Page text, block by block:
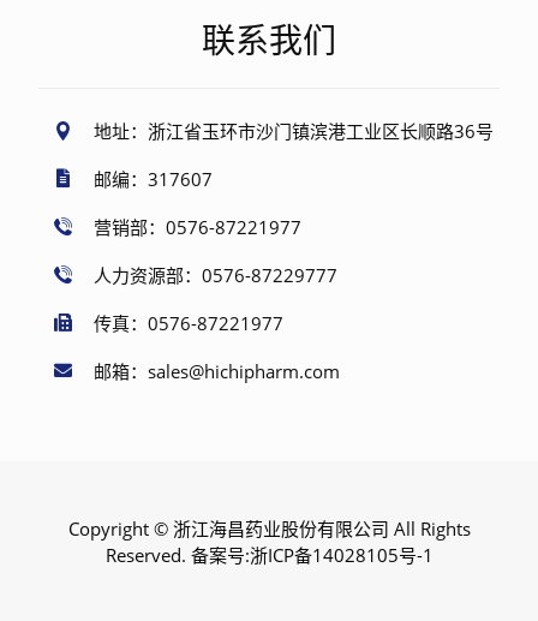
联系我们
地址：浙江省玉环市沙门镇滨港工业区长顺路36号
邮编：317607
营销部：0576-87221977
人力资源部：0576-87229777
传真：0576-87221977
邮箱：sales@hichipharm.com
Copyright © 浙江海昌药业股份有限公司 All Rights
Reserved. 备案号:浙ICP备14028105号-1